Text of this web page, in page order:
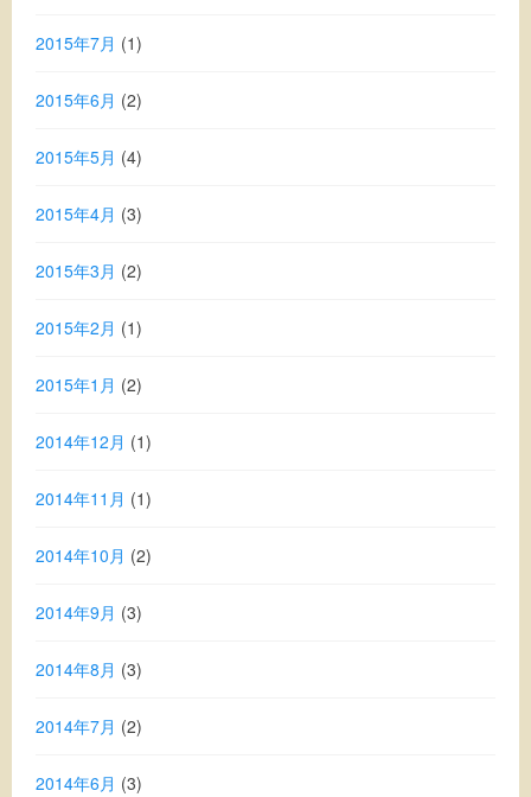
2015年7月 (1)
2015年6月 (2)
2015年5月 (4)
2015年4月 (3)
2015年3月 (2)
2015年2月 (1)
2015年1月 (2)
2014年12月 (1)
2014年11月 (1)
2014年10月 (2)
2014年9月 (3)
2014年8月 (3)
2014年7月 (2)
2014年6月 (3)